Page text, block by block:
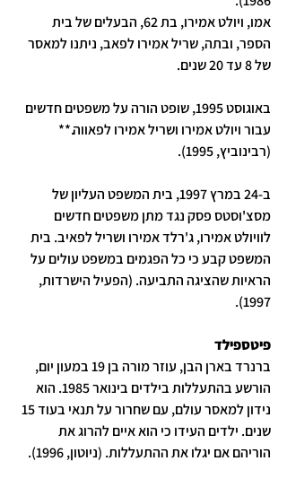
אמו, ויולט אמירו, בת 62, הבעלים של בית
הספר, ובתה, שריל אמירו לפאב, ניתנו למאסר
של 8 עד 20 שנים.
באוגוסט 1995, שופט הורה על משפטים חדשים
עבור ויולט אמירו ושריל אמירו לפאווה.**
(רבינוביץ, 1995).
ב-24 במרץ 1997, בית המשפט העליון של
מסצ'וסטס פסק נגד מתן משפטים חדשים
לוויולט אמירו, ג'רלד אמירו ושריל לפאיב. בית
המשפט קבע כי כל הפגמים במשפט עולים על
הראיות שהציגה התביעה. (הפעיל הישרדות,
1997).
פיטספילד
ברנרד בארן הבן, עוזר מורה בן 19 במעון יום,
הורשע בהתעללות בילדים בינואר 1985. הוא
שנים. ילדים העידו כי הוא איים להרוג את
הוריהם אם יגלו את ההתעללות. (ניוטון, 1996).